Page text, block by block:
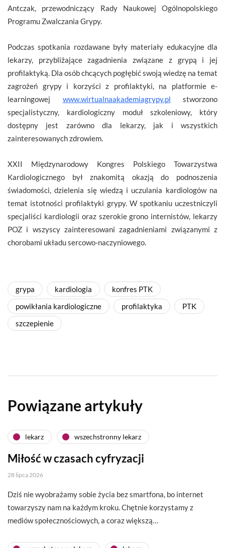
Antczak, przewodniczący Rady Naukowej Ogólnopolskiego
Programu Zwalczania Grypy.
Podczas spotkania rozdawane były materiały edukacyjne dla
lekarzy, przybliżające zagadnienia związane z grypą i jej
profilaktyką. Dla osób chcących pogłębić swoją wiedzę na temat
zagrożeń grypy i korzyści z profilaktyki, na platformie e-
learningowej www.wirtualnaakademiagrypy.pl stworzono
specjalistyczny, kardiologiczny moduł szkoleniowy, który
dostępny jest zarówno dla lekarzy, jak i wszystkich
zainteresowanych zdrowiem.
XXII Międzynarodowy Kongres Polskiego Towarzystwa
Kardiologicznego był znakomitą okazją do podnoszenia
świadomości, dzielenia się wiedzą i uczulania kardiologów na
temat istotności profilaktyki grypy. W spotkaniu uczestniczyli
specjaliści kardiologii oraz szerokie grono internistów, lekarzy
POZ i wszyscy zainteresowani zagadnieniami związanymi z
chorobami układu sercowo-naczyniowego.
grypa kardiologia
konfres PTK
powikłania kardiologiczne
profilaktyka
PTK
szczepienie
Powiązane artykuły
lekarz wszechstronny lekarz
Miłość w czasach cyfryzacji
28 lipca 2026
Dziś nie wyobrażamy sobie życia bez smartfona, bo internet
towarzyszy nam na każdym kroku. Chętnie korzystamy z
mediów społecznościowych, a coraz większą…